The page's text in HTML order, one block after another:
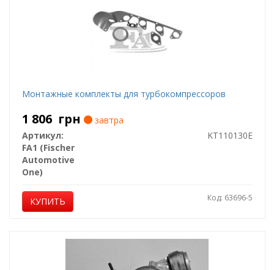
Монтажные комплекты для турбокомпрессоров
1 806 грн
завтра
Артикул:
KT110130E
FA1 (Fischer
Automotive
One)
КУПИТЬ Код: 63696-5